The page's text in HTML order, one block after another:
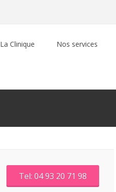
La Clinique Nos services
Tel: 04 93 20 71 98